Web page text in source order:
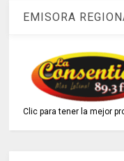
EMISORA
Clic para tener la mejor